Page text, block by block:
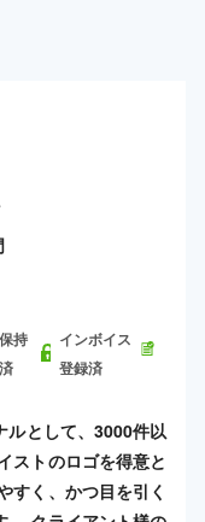
持
インボイス
登録済
ルとして、3000件以
ストのロゴを得意と
すく、かつ目を引く